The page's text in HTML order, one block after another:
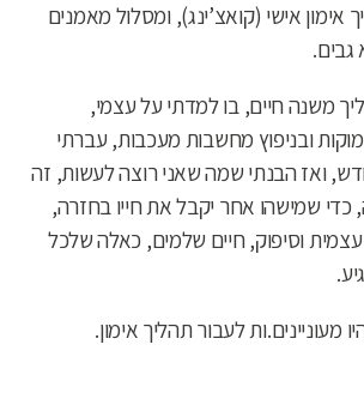
אישי (קואצ’ינג), ומסלול מאמנים
גבים.
משנה חיים, בו למדתי על עצמי,
ובניפוץ מחשבות מעכבות, עברתי
ואז הבנתי שמה שאני רוצה לעשות, זה
שמישהו אחר יקבל את חייו בחזרה,
וסיפוק, חיים שלמים, כאלה שלכל
מעוניינים.ות לעבור תהליך אימון.